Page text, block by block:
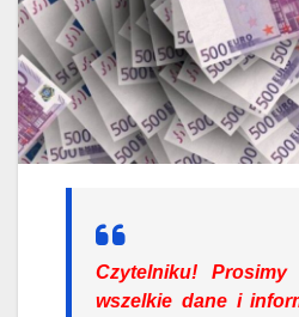
Czytelniku! Prosimy
wszelkie dane i